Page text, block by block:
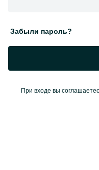
Забыли пароль?
При входе вы